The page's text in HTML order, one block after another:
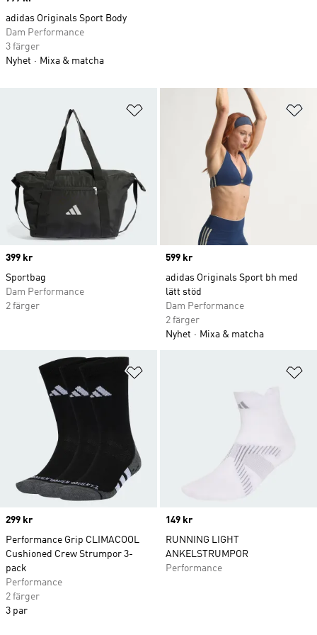
Lägg till på önskelistan
Price
399 kr
Sportbag
Dam Performance
2 färger
Price
599 kr
adidas Originals Sport bh med
lätt stöd
Dam Performance
2 färger
Nyhet
Mixa & matcha
Price
299 kr
Performance Grip CLIMACOOL
Cushioned Crew Strumpor 3-
pack
Performance
2 färger
3 par
Price
149 kr
RUNNING LIGHT
ANKELSTRUMPOR
Performance
adidas Originals Sport Body
Dam Performance
3 färger
Nyhet
Mixa & matcha